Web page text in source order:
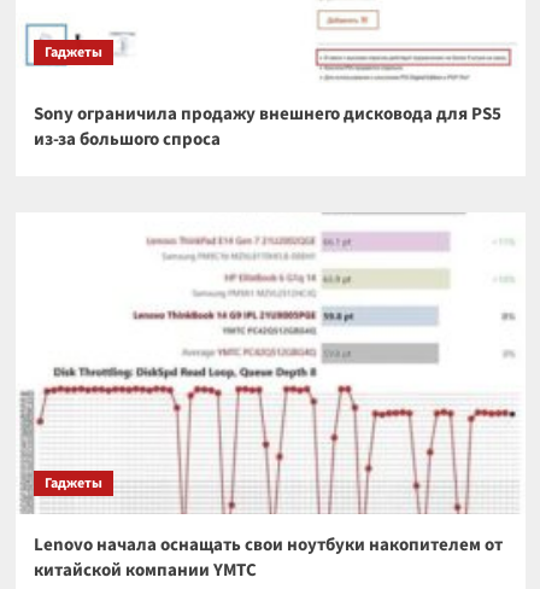
Гаджеты
Sony ограничила продажу внешнего дисковода для PS5
из-за большого спроса
Гаджеты
Lenovo начала оснащать свои ноутбуки накопителем от
китайской компании YMTC